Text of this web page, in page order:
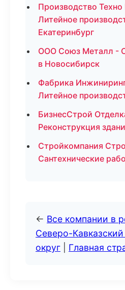
Производство
Литейное
Екатеринбург
ООО Союз Металл -
в Новосибирск
Фабрика
Литейное
БизнесСтрой
Реконструкция
Стройкомпания
Сантехнические
← Все компании в
Северо-
округ
Главная